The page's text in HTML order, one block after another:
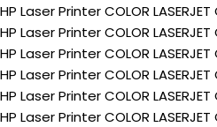
HP Laser Printer COLOR LASERJET
HP Laser Printer COLOR LASERJET
HP Laser Printer COLOR LASERJET
HP Laser Printer COLOR LASERJET
HP Laser Printer COLOR LASERJET
HP Laser Printer COLOR LASERJET